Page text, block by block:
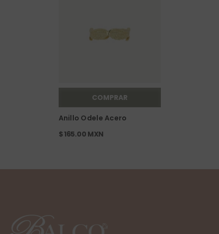
COMPRAR
Anillo Odele Acero
$ 165.00 MXN